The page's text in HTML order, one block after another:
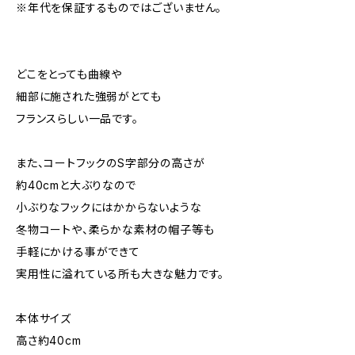
※年代を保証するものではございません。
どこをとっても曲線や
細部に施された強弱がとても
フランスらしい一品です。
また、コートフックのS字部分の高さが
約40cmと大ぶりなので
小ぶりなフックにはかからないような
冬物コートや、柔らかな素材の帽子等も
手軽にかける事ができて
実用性に溢れている所も大きな魅力です。
本体サイズ
高さ約40cm